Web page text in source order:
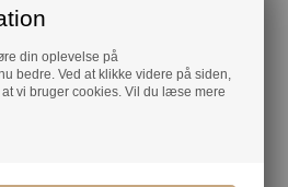
din oplevelse på
bedre. Ved at klikke videre på siden,
vi bruger cookies. Vil du læse mere